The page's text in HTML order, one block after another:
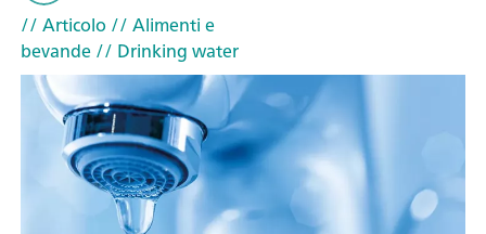
// Articolo // Alimenti e
bevande// Drinking water